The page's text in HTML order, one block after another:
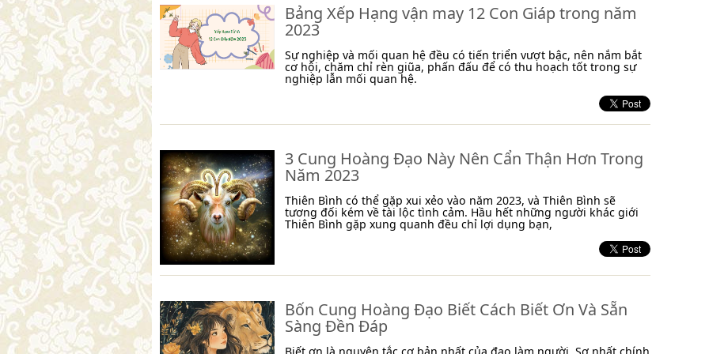
Bảng Xếp Hạng vận may 12 Con Giáp trong năm
2023
Sự nghiệp và mối quan hệ đều có tiến triển vượt bậc, nên nắm bắt
cơ hội, chăm chỉ rèn giũa, phấn đấu để có thu hoạch tốt trong sự
nghiệp lẫn mối quan hệ.
3 Cung Hoàng Đạo Này Nên Cẩn Thận Hơn Trong
Năm 2023
Thiên Bình có thể gặp xui xẻo vào năm 2023, và Thiên Bình sẽ
tương đối kém về tài lộc tình cảm. Hầu hết những người khác giới
Thiên Bình gặp xung quanh đều chỉ lợi dụng bạn,
Bốn Cung Hoàng Đạo Biết Cách Biết Ơn Và Sẵn
Sàng Đền Đáp